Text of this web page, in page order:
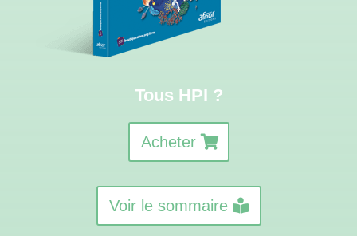
Tous HPI ?
Acheter
Voir le sommaire